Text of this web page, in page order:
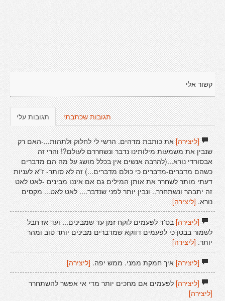
קשור אלי
תגובות עלי תגובות שכתבתי
[ליצירה]את כותבת מדהים. הרשי לי לחלוק ולתהות...-האם רק
שנבין את משמעות מילותינו נדבר ונשחררם לעולם?! והרי זה
אבסורדי נורא...(להרבה אנשים אין בכלל מושג על מה הם מדברים
כשהם מדברים-מדברים כי כולם מדברים...) זה לא סותר- ז"א לעניות
דעתי מותר לשחרר את אותן המילים גם אם איננו מבינים -לאט לאט
זה יתבהר ונשתחרר.. ונבין יותר לפני שנדבר.... לאט לאט... מקסים
נורא.[ליצירה]
[ליצירה]בס'ד לפעמים לוקח זמן עד שמבינים... ועד אז חבל
לשמור בבטן כי לפעמים דווקא שמדברים מבינים יותר טוב ומהר
יותר. [ליצירה]
[ליצירה]איך חמקת ממני. ממש יפה. [ליצירה]
[ליצירה]לפעמים אם מחכים יותר מדי אי אפשר להשתחרר
[ליצירה]